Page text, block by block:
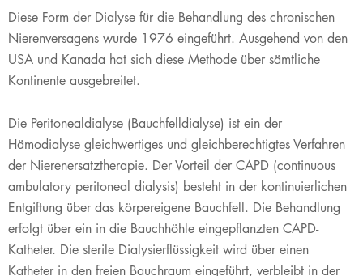
​Diese Form der Dialyse für die Behandlung des chronischen
Nierenversagens wurde 1976 eingeführt. Ausgehend von den
USA und Kanada hat sich diese Methode über sämtliche
Kontinente ausgebreitet.
Die Peritonealdialyse (Bauchfelldialyse) ist ein der
Hämodialyse gleichwertiges und gleichberechtigtes Verfahren
der Nierenersatztherapie. Der Vorteil der CAPD (continuous
ambulatory peritoneal dialysis) besteht in der kontinuierlichen
Entgiftung über das körpereigene Bauchfell. Die Behandlung
erfolgt über ein in die Bauchhöhle eingepflanzten CAPD-
Katheter. Die sterile Dialysierflüssigkeit wird über einen
Katheter in den freien Bauchraum eingeführt, verbleibt in der